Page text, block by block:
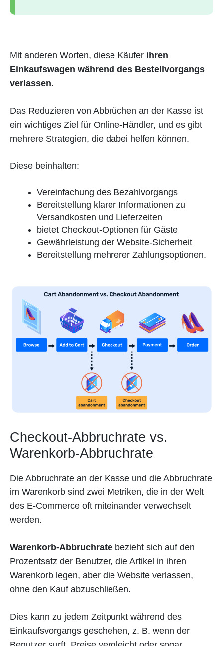
Mit anderen Worten, diese Käufer ihren
Einkaufswagen während des Bestellvorgangs
verlassen.
Das Reduzieren von Abbrüchen an der Kasse ist
ein wichtiges Ziel für Online-Händler, und es gibt
mehrere Strategien, die dabei helfen können.
Diese beinhalten:
Vereinfachung des Bezahlvorgangs
Bereitstellung klarer Informationen zu
Versandkosten und Lieferzeiten
bietet Checkout-Optionen für Gäste
Gewährleistung der Website-Sicherheit
Bereitstellung mehrerer Zahlungsoptionen.
Checkout-Abbruchrate vs.
Warenkorb-Abbruchrate
Die Abbruchrate an der Kasse und die Abbruchrate
im Warenkorb sind zwei Metriken, die in der Welt
des E-Commerce oft miteinander verwechselt
werden.
Warenkorb-Abbruchrate bezieht sich auf den
Prozentsatz der Benutzer, die Artikel in ihren
Warenkorb legen, aber die Website verlassen,
ohne den Kauf abzuschließen.
Dies kann zu jedem Zeitpunkt während des
Einkaufsvorgangs geschehen, z. B. wenn der